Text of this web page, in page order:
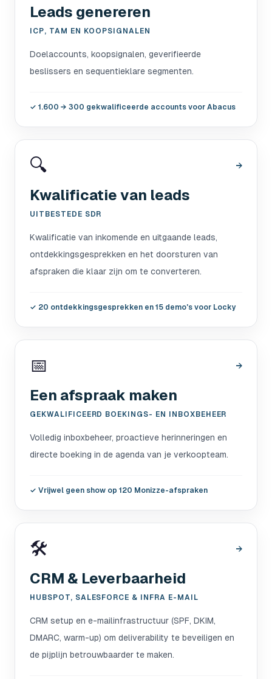
Leads genereren
ICP, TAM EN KOOPSIGNALEN
Doelaccounts, koopsignalen, geverifieerde
beslissers en sequentieklare segmenten.
✓ 1.600 → 300 gekwalificeerde accounts voor Abacus
🔍 →
Kwalificatie van leads
UITBESTEDE SDR
Kwalificatie van inkomende en uitgaande leads,
ontdekkingsgesprekken en het doorsturen van
afspraken die klaar zijn om te converteren.
✓ 20 ontdekkingsgesprekken en 15 demo's voor Locky
📅 →
Een afspraak maken
GEKWALIFICEERD BOEKINGS- EN INBOXBEHEER
Volledig inboxbeheer, proactieve herinneringen en
directe boeking in de agenda van je verkoopteam.
✓ Vrijwel geen show op 120 Monizze-afspraken
🛠️ →
CRM & Leverbaarheid
HUBSPOT, SALESFORCE & INFRA E-MAIL
CRM setup en e-mailinfrastructuur (SPF, DKIM,
DMARC, warm-up) om deliverability te beveiligen en
de pijplijn betrouwbaarder te maken.